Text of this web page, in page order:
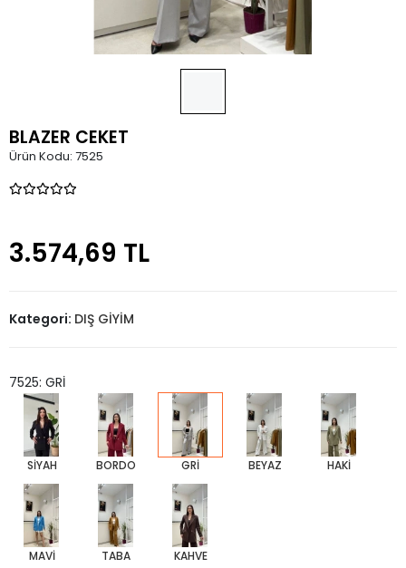
BLAZER CEKET
Ürün Kodu: 7525
3.574,69 TL
Kategori: DIŞ GİYİM
7525: GRİ
SİYAH BORDO GRİ BEYAZ HAKİ
MAVİ TABA KAHVE